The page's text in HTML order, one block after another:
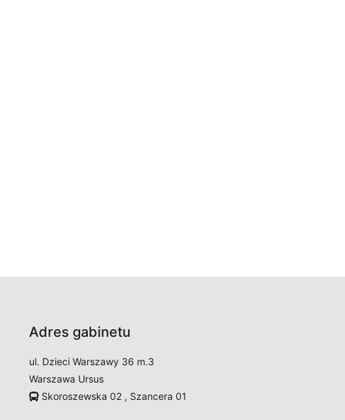
Adres gabinetu
ul. Dzieci Warszawy 36 m.3
Warszawa Ursus
Skoroszewska 02 , Szancera 01